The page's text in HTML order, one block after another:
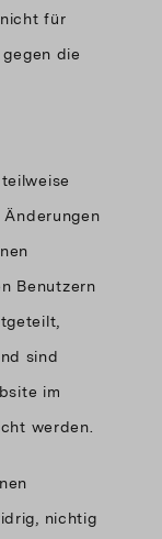
für
die
Benutzern
sind
im
werden.
nichtig